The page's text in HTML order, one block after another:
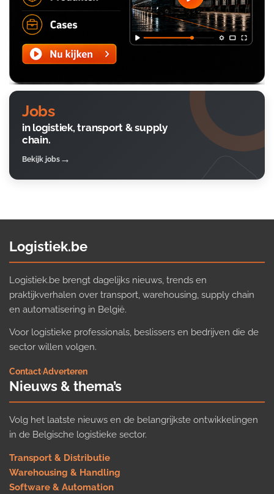
Jobs
in logistiek, transport & supply
chain.
Bekijk jobs
Logistiek.be
Logistiek.be brengt dagelijks nieuws, trends en
praktijkverhalen over transport, warehousing, supply chain
en automatisering in België.
Voor logistieke professionals, beslissers en bedrijven die de
sector willen volgen.
Contact·Adverteren
Nieuws & thema’s
Volg het laatste nieuws en de belangrijkste ontwikkelingen
in de Belgische logistieke sector.
Transport & Distributie
Warehousing & Handling
Software & Automation